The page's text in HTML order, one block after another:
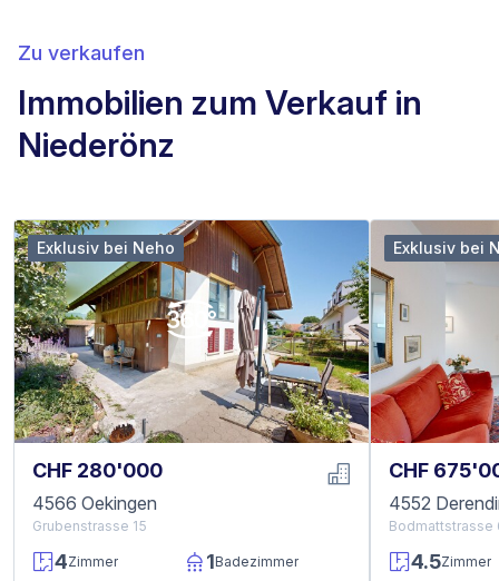
Zu verkaufen
Immobilien zum Verkauf in
Niederönz
CHF 280'000
4566 Oekingen
Grubenstrasse 15
4Zimmer 1Badezimmer
Exklusiv bei Neho
CHF
4552
Bodmattstrasse
4.5Zimmer
Exklusiv bei